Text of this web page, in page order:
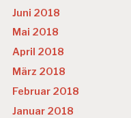
Juni 2018
Mai 2018
April 2018
März 2018
Februar 2018
Januar 2018